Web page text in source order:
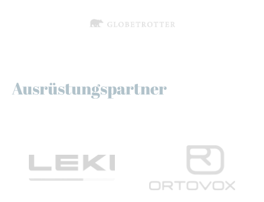
Ausrüstungspartner